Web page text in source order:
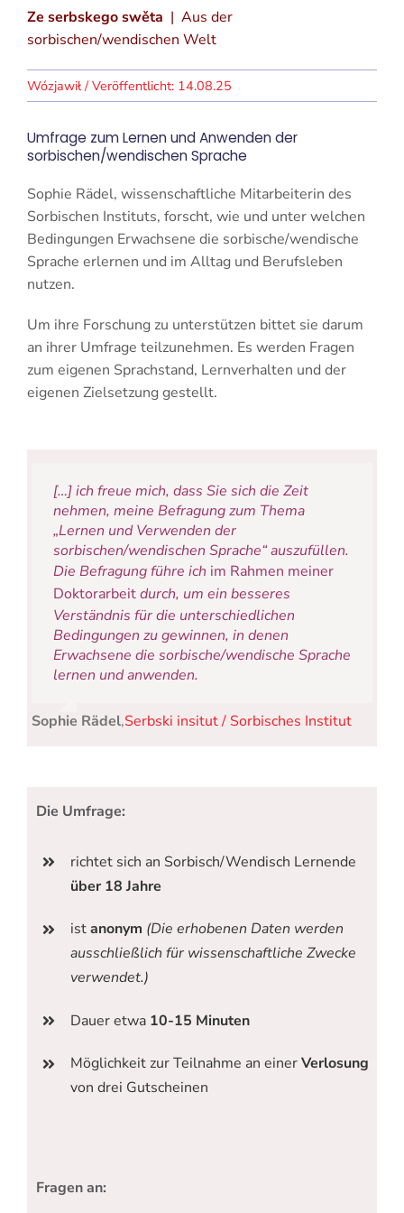
Ze serbskego swěta | Aus der
sorbischen/wendischen Welt
14.08.25
Umfrage zum Lernen und Anwenden der
sorbischen/wendischen Sprache
Sophie Rädel, wissenschaftliche Mitarbeiterin des
Sorbischen Instituts, forscht, wie und unter welchen
Bedingungen Erwachsene die sorbische/wendische
Sprache erlernen und im Alltag und Berufsleben
nutzen.
Um ihre Forschung zu unterstützen bittet sie darum
an ihrer Umfrage teilzunehmen. Es werden Fragen
zum eigenen Sprachstand, Lernverhalten und der
eigenen Zielsetzung gestellt.
[…] ich freue mich, dass Sie sich die Zeit
nehmen, meine Befragung zum Thema
„Lernen und Verwenden der
sorbischen/wendischen Sprache“ auszufüllen.
Die Befragung führe ich im Rahmen meiner
Doktorarbeitdurch, um ein besseres
Verständnis für die unterschiedlichen
Bedingungen zu gewinnen, in denen
Erwachsene die sorbische/wendische Sprache
lernen und anwenden.
Sophie Rädel,Serbski insitut / Sorbisches Institut
Die Umfrage:
richtet sich an Sorbisch/Wendisch Lernende
über 18 Jahre
istanonym (Die erhobenen Daten werden
ausschließlich für wissenschaftliche Zwecke
verwendet.)
Dauer etwa 10-15 Minuten
Möglichkeit zur Teilnahme an einerVerlosung
von drei Gutscheinen
Fragen an: